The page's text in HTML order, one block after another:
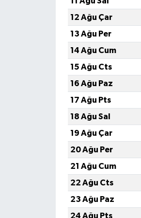
12 Ağu Çar
13 Ağu Per
14 Ağu Cum
15 Ağu Cts
16 Ağu Paz
17 Ağu Pts
18 Ağu Sal
19 Ağu Çar
20 Ağu Per
21 Ağu Cum
22 Ağu Cts
23 Ağu Paz
24 Ağu Pts